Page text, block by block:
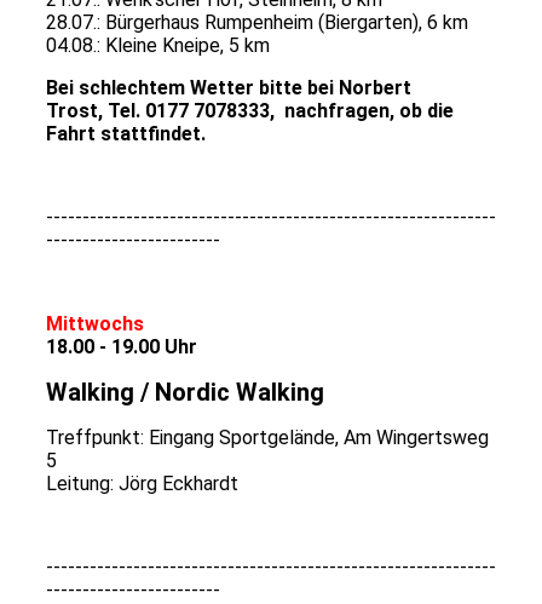
28.07.: Bürgerhaus Rumpenheim (Biergarten), 6 km
04.08.: Kleine Kneipe, 5 km
Bei schlechtem Wetter bitte bei Norbert
Trost, Tel. 0177 7078333, nachfragen, ob die
Fahrt stattfindet.
--------------------------------------------------------------
------------------------
Mittwochs
18.00 - 19.00 Uhr
Walking / Nordic Walking
Treffpunkt: Eingang Sportgelände, Am Wingertsweg
5
Leitung: Jörg Eckhardt
--------------------------------------------------------------
------------------------